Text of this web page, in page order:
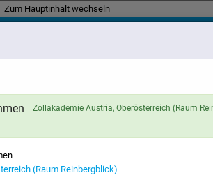
Zum Hauptinhalt wechseln
ZOLL IM
Zollakademie Austria, Oberösterreich (Raum
(Raum Reinbergblick)